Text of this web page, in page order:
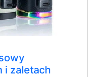
i zaletach